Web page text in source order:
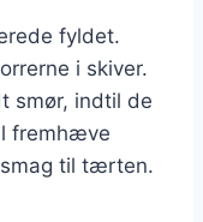
fyldet.
i skiver.
smør, indtil de
fremhæve
til tærten.